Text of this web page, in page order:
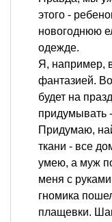
этого -
новогоднюю
одежде.
Я, например,
фантазией.
будет на
придумывать
Придумаю,
ткани - все
умею, а муж
меня с
гномика
плащевки.